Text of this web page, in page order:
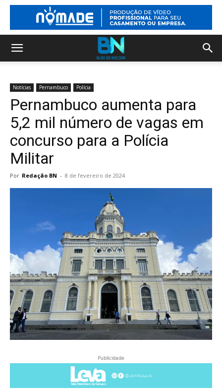
Notícias Pernambuco Polícia
Pernambuco aumenta para
5,2 mil número de vagas em
concurso para a Polícia
Militar
Por Redação BN - 8 de fevereiro de 2024
Publicidade